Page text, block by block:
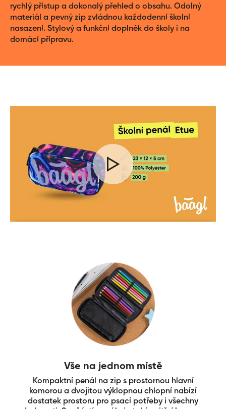
rychlý přístup a dokonalý přehled o obsahu. Odolný
materiál a pevný zip zvládnou každodenní školní
nasazení. Stylový a funkční doplněk do školy i na
domácí přípravu.
Vše na jednom místě
Kompaktní penál na zip s prostornou hlavní
komorou a dvojitou výklopnou chlopní nabízí
dostatek prostoru pro psací potřeby i všechny